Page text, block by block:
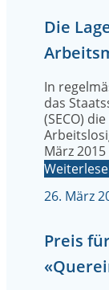
Die
In
das
(SECO)
März
26. März
Preis